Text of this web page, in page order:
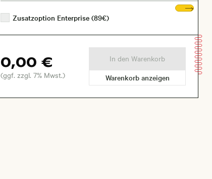
Zusatzoption Enterprise (89€)
0,00 €
(ggf. zzgl. 7% Mwst.)
In den Warenkorb
Warenkorb anzeigen